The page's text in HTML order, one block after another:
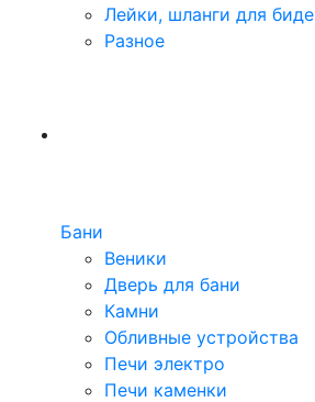
Лейки, шланги для биде
Разное
Бани
Веники
Дверь для бани
Камни
Обливные устройства
Печи электро
Печи каменки